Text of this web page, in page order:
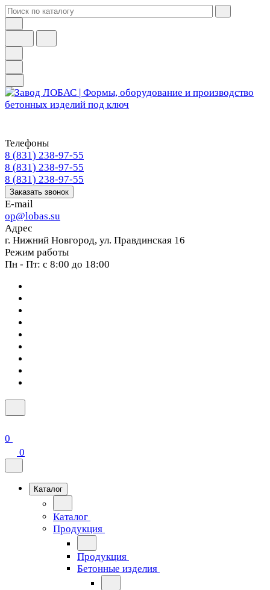
Телефоны
8 (831) 238-97-55
8 (831) 238-97-55
8 (831) 238-97-55
Заказать звонок
E-mail
op@lobas.su
Адрес
г. Нижний Новгород, ул. Правдинская 16
Режим работы
Пн - Пт: с 8:00 до 18:00
0
0
Каталог
Каталог
Продукция
Продукция
Бетонные изделия